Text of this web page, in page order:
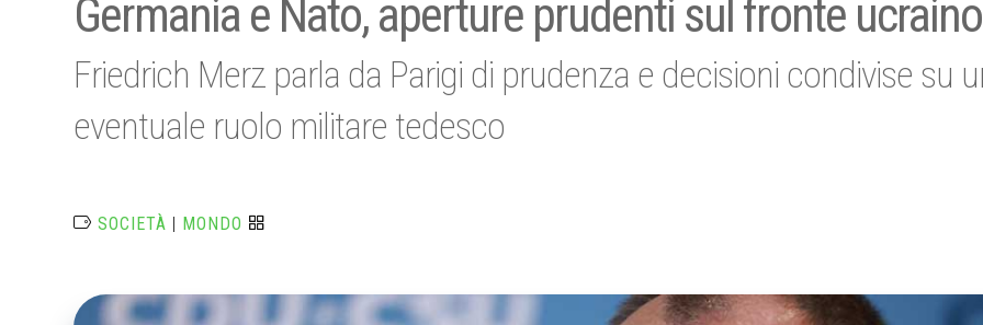
Germania e Nato, aperture prudenti sul fronte ucraino
Friedrich Merz parla da Parigi di prudenza e decisioni condivise su
eventuale ruolo militare tedesco
SOCIETÀ | MONDO